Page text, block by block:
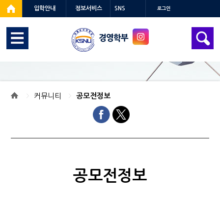
입학안내 정보서비스 SNS 로그인
경영학부
커뮤니티 공모전정보
공모전정보